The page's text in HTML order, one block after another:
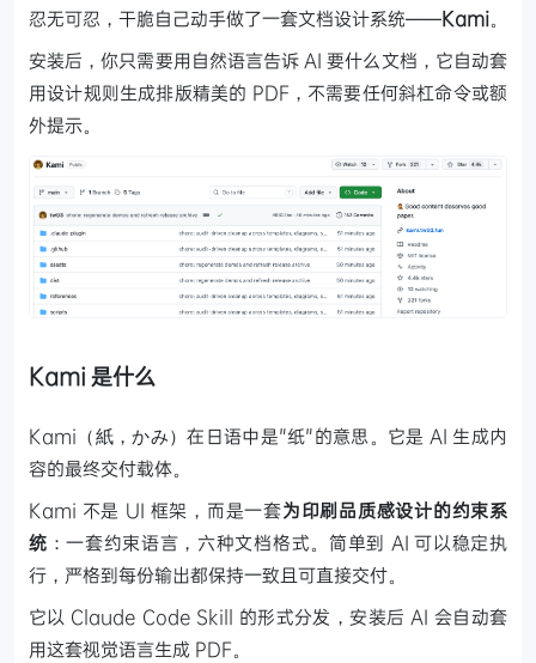
忍无可忍，干脆自己动手做了一套文档设计系统——Kami。
安装后，你只需要用自然语言告诉 AI 要什么文档，它自动套
用设计规则生成排版精美的 PDF，不需要任何斜杠命令或额
外提示。
Kami 是什么
Kami（紙，かみ）在日语中是"纸"的意思。它是 AI 生成内
容的最终交付载体。
Kami 不是 UI 框架，而是一套为印刷品质感设计的约束系
统 ：一套约束语言，六种文档格式。简单到 AI 可以稳定执
行，严格到每份输出都保持一致且可直接交付。
它以 Claude Code Skill 的形式分发，安装后 AI 会自动套
用这套视觉语言生成 PDF。